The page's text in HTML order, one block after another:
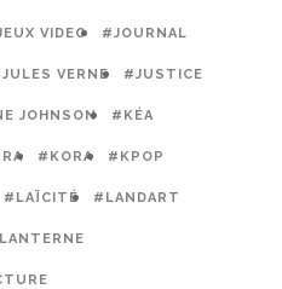
VIDEO #JOURNAL
VERNE #JUSTICE
JOHNSON #KÉA
#KORA #KPOP
#LAÏCITÉ #LANDART